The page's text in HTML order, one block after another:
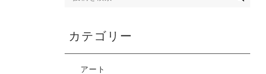
カテゴリー
アート